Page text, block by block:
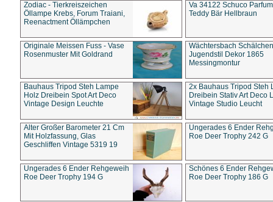
Zodiac - Tierkreiszeichen
Öllampe Krebs, Forum Traiani,
Reenactment Öllämpchen
Va 34122 Schuco
Teddy Bär Hellbraun
Originale Meissen Fuss - Vase
Rosenmuster Mit Goldrand
Wächtersbach Schälchen
Jugendstil Dekor 1865
Messingmontur
Bauhaus Tripod Steh Lampe
Holz Dreibein Spot Art Deco
Vintage Design Leuchte
2x Bauhaus Tripod Steh
Dreibein Stativ Art Deco
Vintage Studio Leucht
Alter Großer Barometer 21 Cm
Mit Holzfassung, Glas
Geschliffen Vintage 5319 19
Ungerades 6 Ender
Roe Deer Trophy 242 G
Ungerades 6 Ender Rehgeweih
Roe Deer Trophy 194 G
Schönes 6 Ender
Roe Deer Trophy 186 G